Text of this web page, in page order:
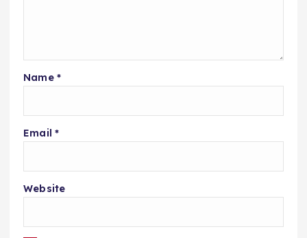
Name *
Email *
Website